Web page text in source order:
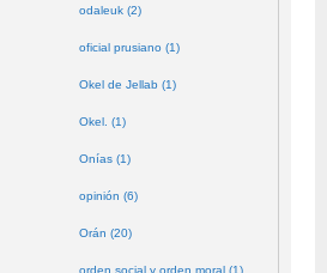
odaleuk (2)
oficial prusiano (1)
Okel de Jellab (1)
Okel. (1)
Onías (1)
opinión (6)
Orán (20)
orden social y orden moral (1)